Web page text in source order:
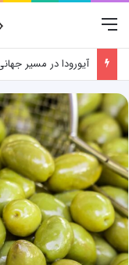
منو
آیورودا در مسیر